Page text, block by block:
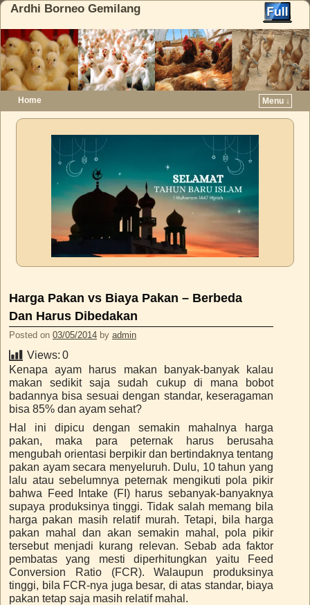
Ardhi Borneo Gemilang
Home
Menu ↓
Skip to primary content
Skip to secondary content
Harga Pakan vs Biaya Pakan – Berbeda
Dan Harus Dibedakan
Posted on 03/05/2014 by admin
Views: 0
Kenapa ayam harus makan banyak-banyak kalau
makan sedikit saja sudah cukup di mana bobot
badannya bisa sesuai dengan standar, keseragaman
bisa 85% dan ayam sehat?
Hal ini dipicu dengan semakin mahalnya harga
pakan, maka para peternak harus berusaha
mengubah orientasi berpikir dan bertindaknya tentang
pakan ayam secara menyeluruh. Dulu, 10 tahun yang
lalu atau sebelumnya peternak mengikuti pola pikir
bahwa Feed Intake (FI) harus sebanyak-banyaknya
supaya produksinya tinggi. Tidak salah memang bila
harga pakan masih relatif murah. Tetapi, bila harga
pakan mahal dan akan semakin mahal, pola pikir
tersebut menjadi kurang relevan. Sebab ada faktor
pembatas yang mesti diperhitungkan yaitu Feed
Conversion Ratio (FCR). Walaupun produksinya
tinggi, bila FCR-nya juga besar, di atas standar, biaya
pakan tetap saja masih relatif mahal.